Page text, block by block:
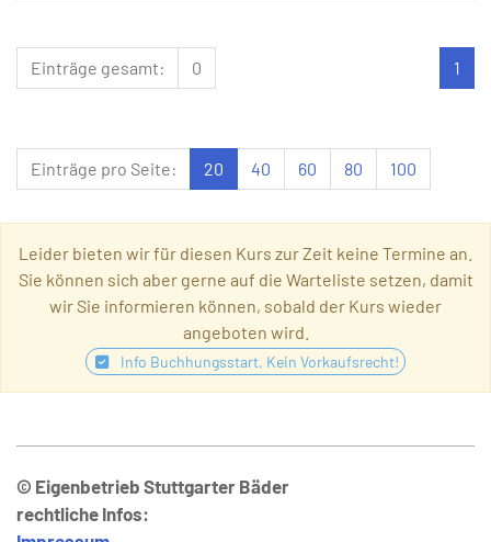
1
Einträge gesamt: 0
Einträge pro Seite: 20 40 60 80 100
Leider bieten wir für diesen Kurs zur Zeit keine Termine an.
Sie können sich aber gerne auf die Warteliste setzen, damit
wir Sie informieren können, sobald der Kurs wieder
angeboten wird.
Info Buchhungsstart, Kein Vorkaufsrecht!
© Eigenbetrieb Stuttgarter Bäder
rechtliche Infos: